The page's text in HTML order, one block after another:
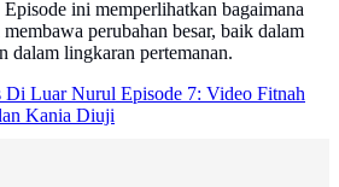
ini memperlihatkan bagaimana
perubahan besar, baik dalam
dalam lingkaran pertemanan.
Di Luar Nurul Episode 7: Video Fitnah
Kania Diuji